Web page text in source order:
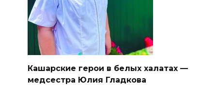
Кашарские герои в белых халатах —
медсестра Юлия Гладкова